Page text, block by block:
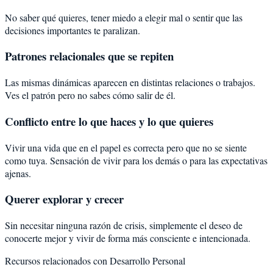
No saber qué quieres, tener miedo a elegir mal o sentir que las
decisiones importantes te paralizan.
Patrones relacionales que se repiten
Las mismas dinámicas aparecen en distintas relaciones o trabajos.
Ves el patrón pero no sabes cómo salir de él.
Conflicto entre lo que haces y lo que quieres
Vivir una vida que en el papel es correcta pero que no se siente
como tuya. Sensación de vivir para los demás o para las expectativas
ajenas.
Querer explorar y crecer
Sin necesitar ninguna razón de crisis, simplemente el deseo de
conocerte mejor y vivir de forma más consciente e intencionada.
Recursos relacionados con Desarrollo Personal